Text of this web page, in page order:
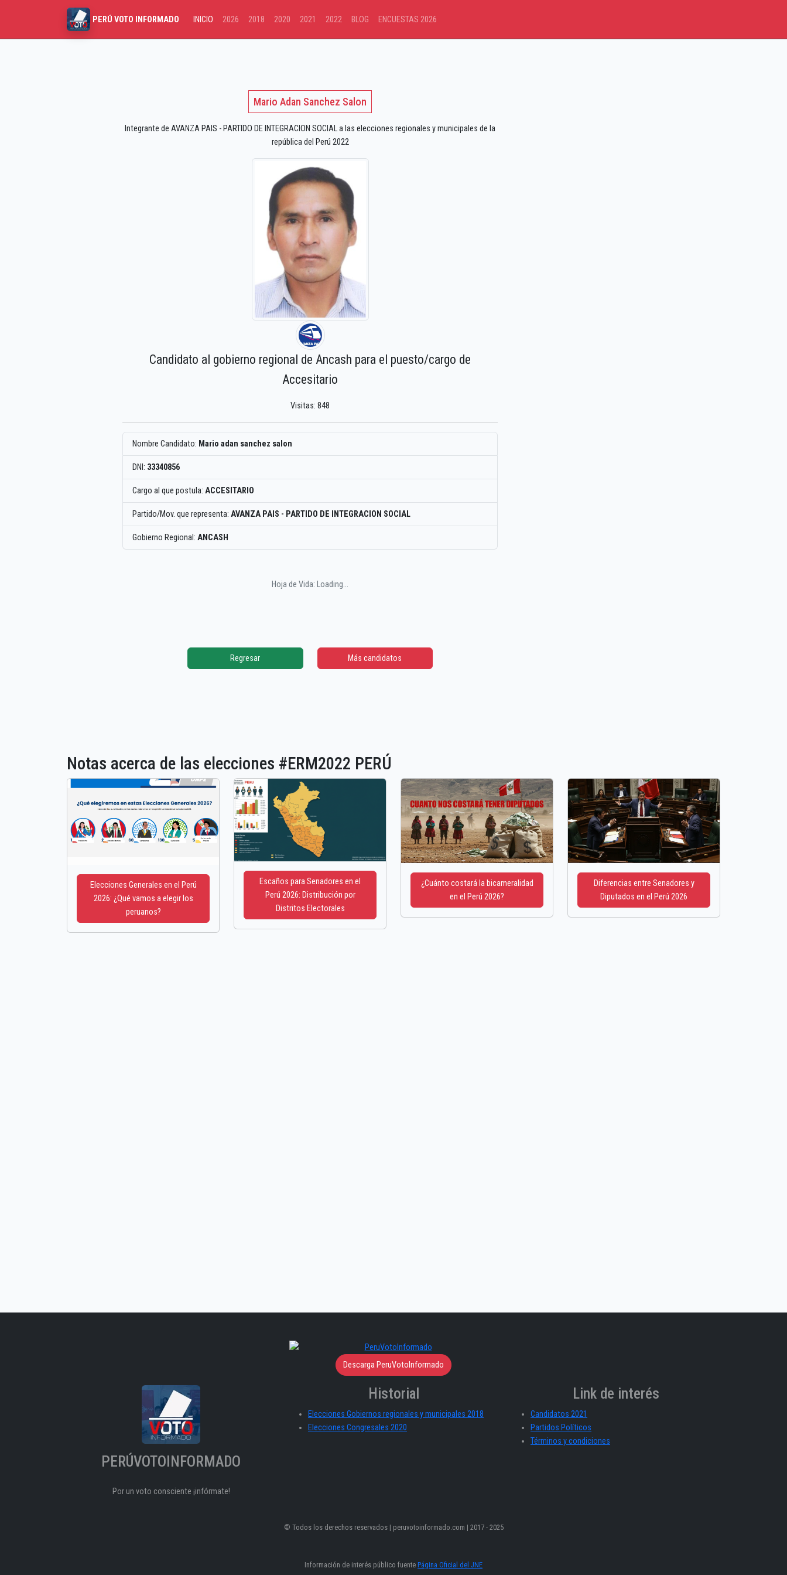
PERÚ VOTO INFORMADO INICIO 2026 2018 2020 2021 2022 BLOG ENCUESTAS 2026
Mario Adan Sanchez Salon
Integrante de AVANZA PAIS - PARTIDO DE INTEGRACION SOCIAL a las elecciones regionales y municipales de la
república del Perú 2022
Candidato al gobierno regional de Ancash para el puesto/cargo de
Accesitario
Visitas: 848
Nombre Candidato: Mario adan sanchez salon
DNI: 33340856
Cargo al que postula: ACCESITARIO
Partido/Mov. que representa: AVANZA PAIS - PARTIDO DE INTEGRACION SOCIAL
Gobierno Regional: ANCASH
Hoja de Vida: Loading...
Regresar Más candidatos
Notas acerca de las elecciones #ERM2022 PERÚ
Elecciones Generales en el Perú
2026: ¿Qué vamos a elegir los
peruanos?
Escaños para Senadores en el
Perú 2026: Distribución por
Distritos Electorales
¿Cuánto costará la bicameralidad
en el Perú 2026?
Diferencias entre Senadores y
Diputados en el Perú 2026
Descarga PeruVotoInformado
PERÚVOTOINFORMADO
Por un voto consciente ¡infórmate!
Historial
Elecciones Gobiernos regionales y municipales 2018
Elecciones Congresales 2020
Link de interés
Candidatos 2021
Partidos Políticos
Términos y condiciones
© Todos los derechos reservados | peruvotoinformado.com | 2017 - 2025
Información de interés público fuente Página Oficial del JNE